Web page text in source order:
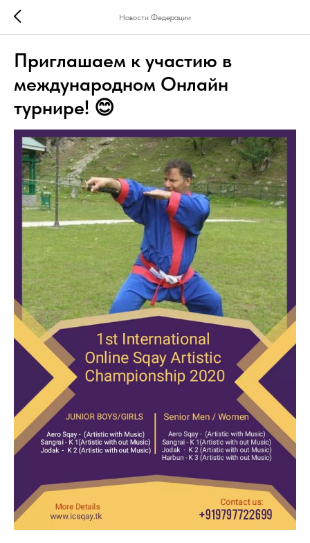
Новости Федерации
Приглашаем к участию в
международном Онлайн
турнире! 😊